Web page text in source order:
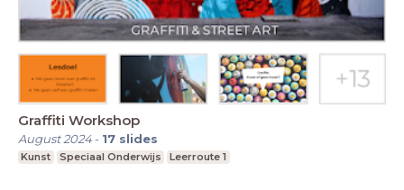
Graffiti Workshop
August 2024- 17 slides
Kunst Speciaal Onderwijs Leerroute 1